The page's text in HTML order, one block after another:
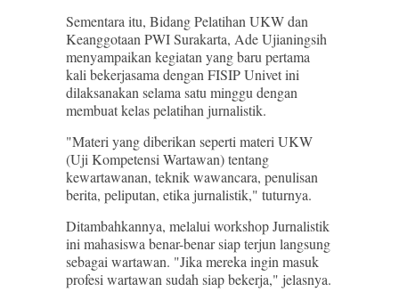
Sementara itu, Bidang Pelatihan UKW dan
Keanggotaan PWI Surakarta, Ade Ujianingsih
menyampaikan kegiatan yang baru pertama
kali bekerjasama dengan FISIP Univet ini
dilaksanakan selama satu minggu dengan
membuat kelas pelatihan jurnalistik.
"Materi yang diberikan seperti materi UKW
(Uji Kompetensi Wartawan) tentang
kewartawanan, teknik wawancara, penulisan
berita, peliputan, etika jurnalistik," tuturnya.
Ditambahkannya, melalui workshop Jurnalistik
ini mahasiswa benar-benar siap terjun langsung
sebagai wartawan. "Jika mereka ingin masuk
profesi wartawan sudah siap bekerja," jelasnya.